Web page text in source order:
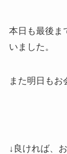
本日も最後ま
いました。
また明日もお
↓良ければ、